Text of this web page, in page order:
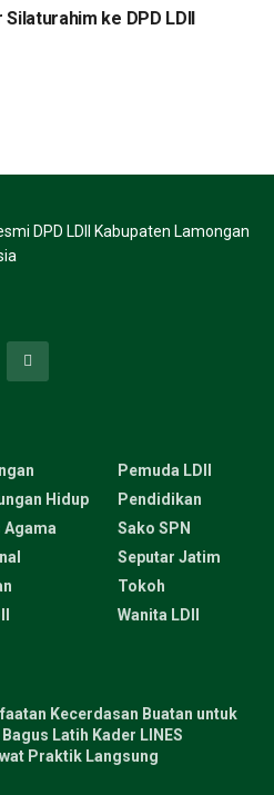
ke DPD LDII
DPD LDII Kabupaten Lamongan
Hidup
Agama
Pemuda LDII
Pendidikan
Sako SPN
Seputar Jatim
Tokoh
Wanita LDII
Kecerdasan Buatan untuk
Latih Kader LINES
Praktik Langsung